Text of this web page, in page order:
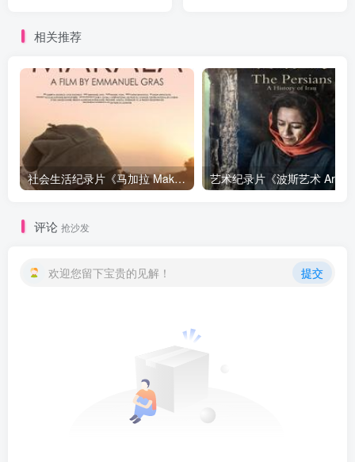
相关推荐
社会生活纪录片《马加拉 Makala》下载
评论 抢沙发
欢迎您留下宝贵的见解！ 提交